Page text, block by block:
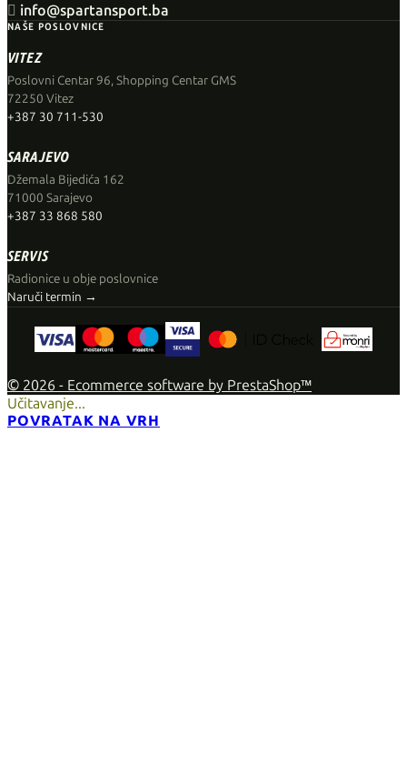
 info@spartansport.ba
NAŠE POSLOVNICE
VITEZ
Poslovni Centar 96, Shopping Centar GMS
72250 Vitez
+387 30 711-530
SARAJEVO
Džemala Bijedića 162
71000 Sarajevo
+387 33 868 580
SERVIS
Radionice u obje poslovnice
Naruči termin →
© 2026 - Ecommerce software by PrestaShop™
Učitavanje...
POVRATAK NA VRH